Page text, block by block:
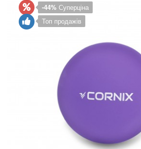
-44% Суперціна
Топ продажів